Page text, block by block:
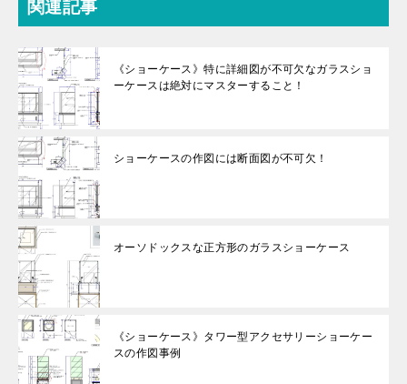
関連記事
《ショーケース》特に詳細図が不可欠なガラスショ
ーケースは絶対にマスターすること！
ショーケースの作図には断面図が不可欠！
オーソドックスな正方形のガラスショーケース
《ショーケース》タワー型アクセサリーショーケー
スの作図事例